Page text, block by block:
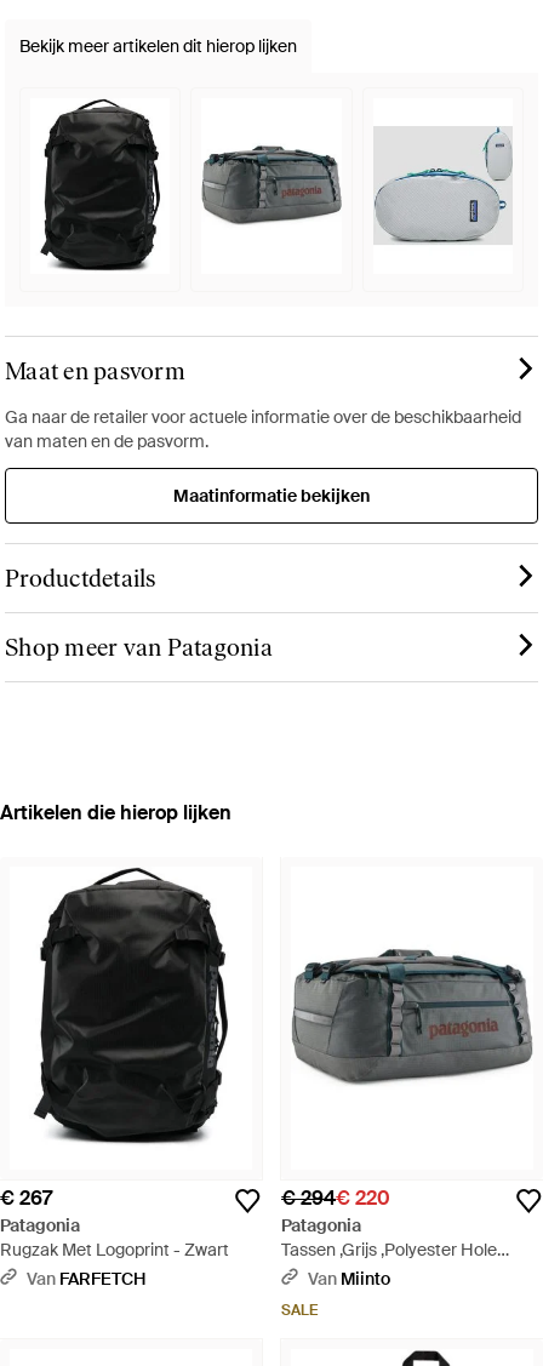
Bekijk meer artikelen dit hierop lijken
Maat en pasvorm
Ga naar de retailer voor actuele informatie over de beschikbaarheid
van maten en de pasvorm.
Maatinformatie bekijken
Productdetails
Shop meer van Patagonia
Artikelen die hierop lijken
€ 267
Patagonia
Rugzak Met Logoprint - Zwart
Van FARFETCH
€ 294€ 220
Patagonia
Tassen ,Grijs ,Polyester Hole
Duffel 55L - Grijs
Van Miinto
SALE